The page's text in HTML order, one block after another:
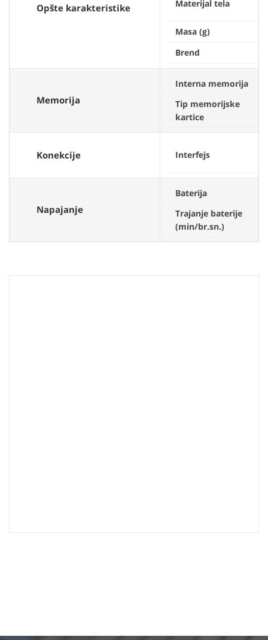
Opšte karakteristike Materijal tela
Masa (g)
Brend
Memorija
Interna memorija
Tip memorijske
kartice
Konekcije Interfejs
Napajanje
Baterija
Trajanje baterije
(min/br.sn.)